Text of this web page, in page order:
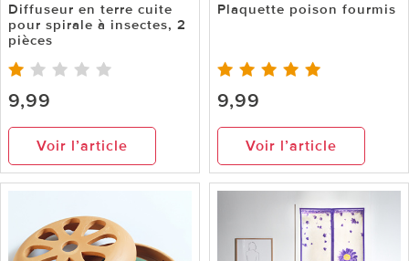
Diffuseur en terre cuite
pour spirale à insectes, 2
pièces
9,99
Voir l’article
Plaquette poison fourmis
9,99
Voir l’article